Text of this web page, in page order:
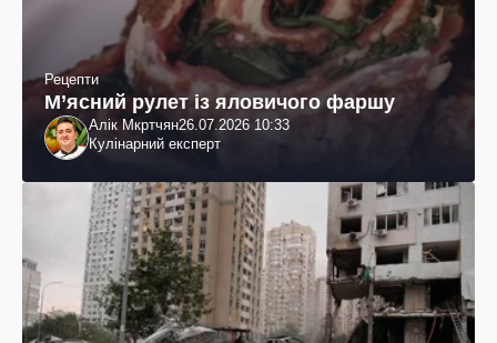
Рецепти
М’ясний рулет із яловичого фаршу
Алік Мкртчян26.07.2026 10:33
Кулінарний експерт